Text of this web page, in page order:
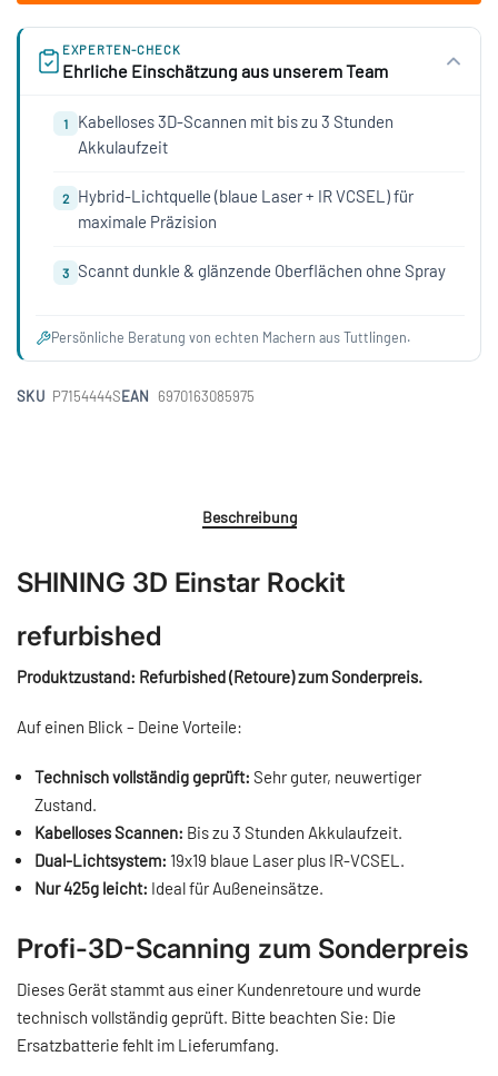
EXPERTEN-CHECK
Ehrliche Einschätzung aus unserem Team
1
Kabelloses 3D-Scannen mit bis zu 3 Stunden
Akkulaufzeit
2
Hybrid-Lichtquelle (blaue Laser + IR VCSEL) für
maximale Präzision
3 Scannt dunkle & glänzende Oberflächen ohne Spray
Persönliche Beratung von echten Machern aus Tuttlingen.
SKU P7154444SEAN 6970163085975
Beschreibung
SHINING 3D Einstar Rockit
refurbished
Produktzustand: Refurbished (Retoure) zum Sonderpreis.
Auf einen Blick – Deine Vorteile:
Technisch vollständig geprüft: Sehr guter, neuwertiger
Zustand.
Kabelloses Scannen: Bis zu 3 Stunden Akkulaufzeit.
Dual-Lichtsystem: 19x19 blaue Laser plus IR-VCSEL.
Nur 425g leicht: Ideal für Außeneinsätze.
Profi-3D-Scanning zum Sonderpreis
Dieses Gerät stammt aus einer Kundenretoure und wurde
technisch vollständig geprüft. Bitte beachten Sie: Die
Ersatzbatterie fehlt im Lieferumfang.